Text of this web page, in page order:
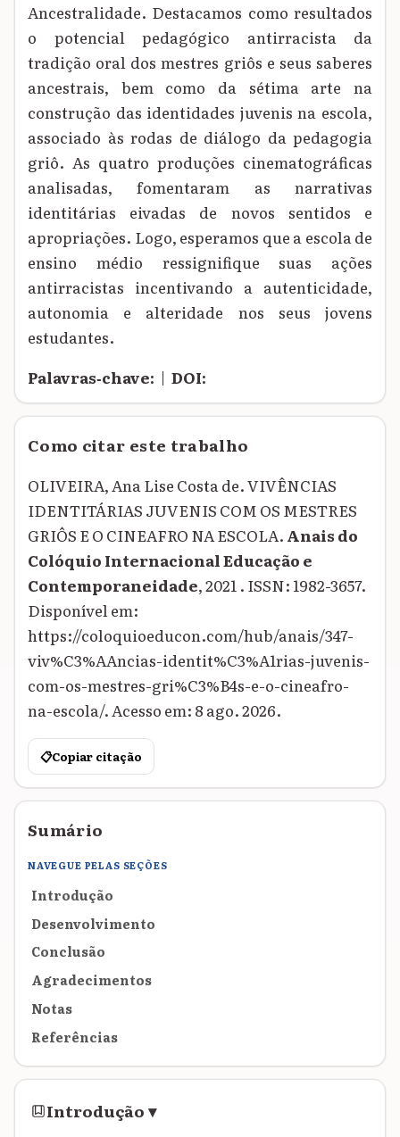
Ancestralidade. Destacamos como resultados
o potencial pedagógico antirracista da
tradição oral dos mestres griôs e seus saberes
ancestrais, bem como da sétima arte na
construção das identidades juvenis na escola,
associado às rodas de diálogo da pedagogia
griô. As quatro produções cinematográficas
analisadas, fomentaram as narrativas
identitárias eivadas de novos sentidos e
apropriações. Logo, esperamos que a escola de
ensino médio ressignifique suas ações
antirracistas incentivando a autenticidade,
autonomia e alteridade nos seus jovens
estudantes.
Palavras‑chave: | DOI:
Como citar este trabalho
OLIVEIRA, Ana Lise Costa de. VIVÊNCIAS
IDENTITÁRIAS JUVENIS COM OS MESTRES
GRIÔS E O CINEAFRO NA ESCOLA. Anais do
Colóquio Internacional Educação e
Contemporaneidade, 2021 . ISSN: 1982-3657.
Disponível em:
https://coloquioeducon.com/hub/anais/347-
viv%C3%AAncias-identit%C3%A1rias-juvenis-
com-os-mestres-gri%C3%B4s-e-o-cineafro-
na-escola/. Acesso em: 8 ago. 2026.
📋Copiar citação
Sumário
NAVEGUE PELAS SEÇÕES
Introdução
Desenvolvimento
Conclusão
Agradecimentos
Notas
Referências
Introdução▾